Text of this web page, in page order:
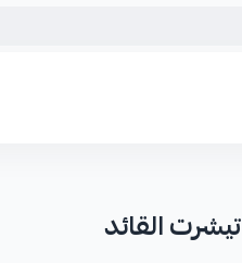
تيشرت القائد